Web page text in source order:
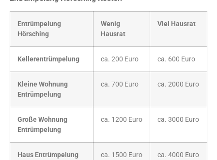
Entrümpelung
Hörsching
Wenig
Hausrat
Viel Hausrat
Kellerentrümpelung ca. 200 Euro ca. 600 Euro
Kleine Wohnung
Entrümpelung
ca. 700 Euro ca. 2000 Euro
Große Wohnung
Entrümpelung
ca. 1200 Euro ca. 3000 Euro
Haus Entrümpelung ca. 1500 Euro ca. 4000 Euro